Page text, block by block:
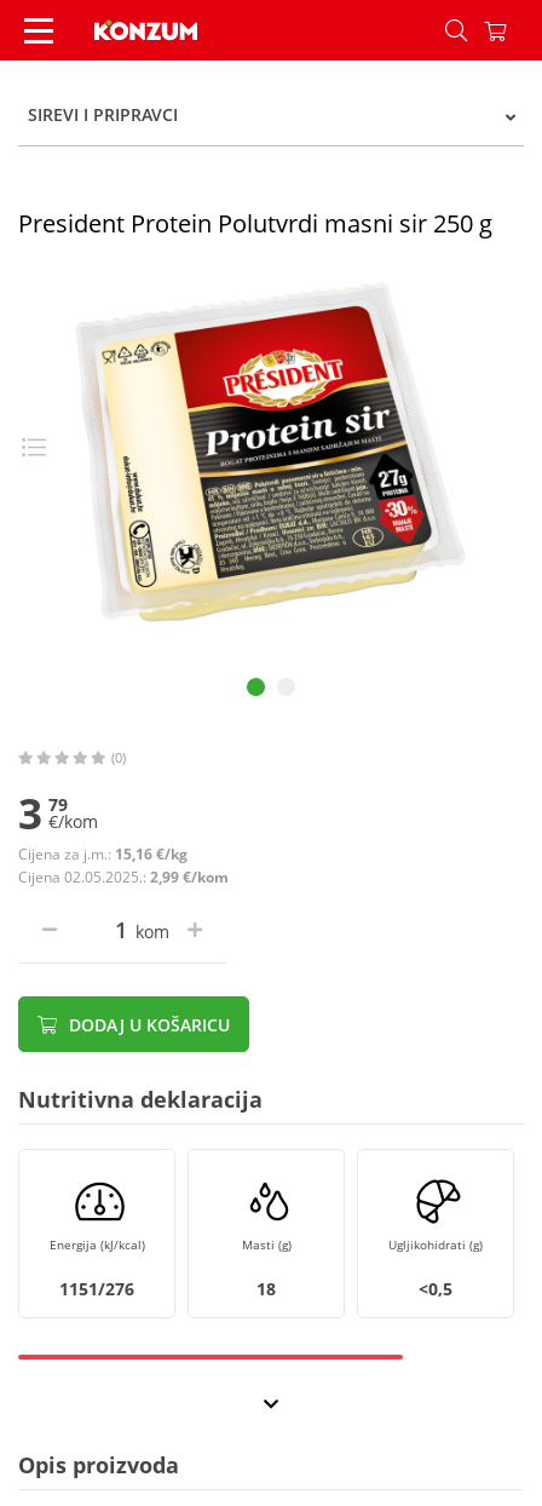
President Protein Polutvrdi masni sir 250 g -
SIREVI I PRIPRAVCI
President Protein Polutvrdi masni sir 250 g
(0)
3 79
€/kom
Cijena za j.m.: 15,16 €/kg
Cijena 02.05.2025.: 2,99 €/kom
kom
DODAJ U KOŠARICU
Nutritivna deklaracija
Energija (kJ/kcal)
1151/276
Masti (g)
18
Ugljikohidrati (g)
<0,5
Opis proizvoda